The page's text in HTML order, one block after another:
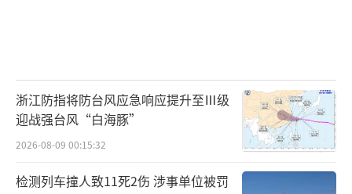
浙江防指将防台风应急响应提升至Ⅲ级
迎战强台风“白海豚”
2026-08-09 00:15:32
检测列车撞人致11死2伤 涉事单位被罚